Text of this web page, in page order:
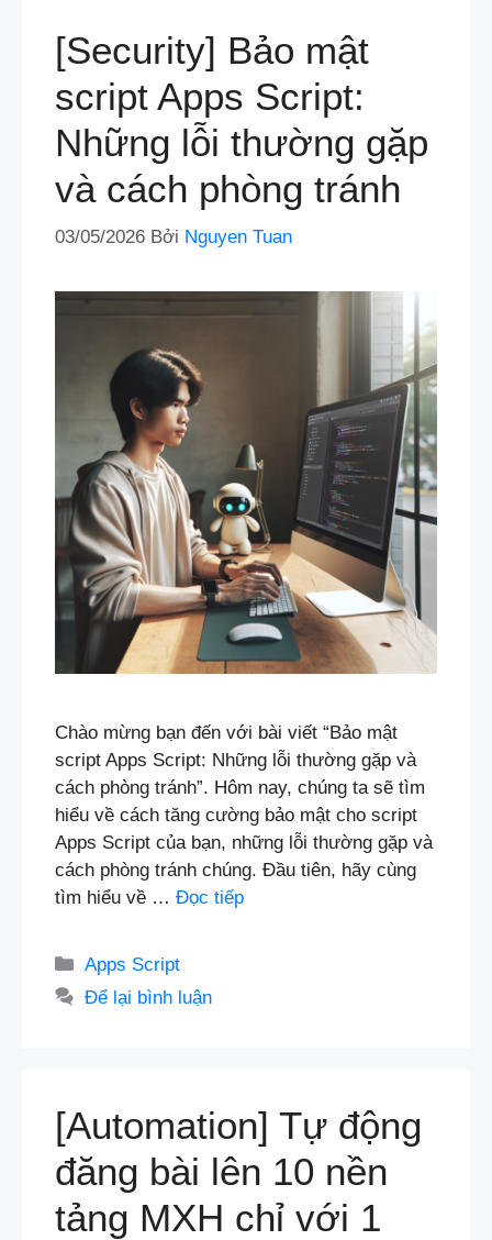
[Security] Bảo mật
script Apps Script:
Những lỗi thường gặp
và cách phòng tránh
03/05/2026 Bởi Nguyen Tuan
Chào mừng bạn đến với bài viết “Bảo mật
script Apps Script: Những lỗi thường gặp và
cách phòng tránh”. Hôm nay, chúng ta sẽ tìm
hiểu về cách tăng cường bảo mật cho script
Apps Script của bạn, những lỗi thường gặp và
cách phòng tránh chúng. Đầu tiên, hãy cùng
tìm hiểu về … Đọc tiếp
Danh
mục
Apps Script
Để lại bình luận
[Automation] Tự động
đăng bài lên 10 nền
tảng MXH chỉ với 1